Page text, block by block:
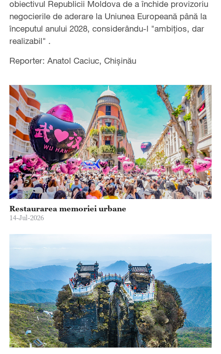
obiectivul Republicii Moldova de a închide provizoriu
negocierile de aderare la Uniunea Europeană până la
începutul anului 2028, considerându-l "ambițios, dar
realizabil" .
Reporter: Anatol Caciuc, Chișinău
Restaurarea memoriei urbane
14-Jul-2026